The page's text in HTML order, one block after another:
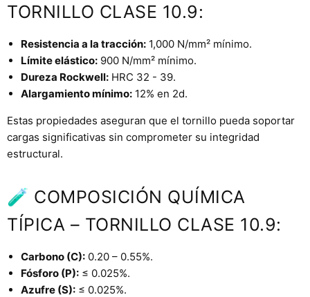
TORNILLO CLASE 10.9:
Resistencia a la tracción: 1,000 N/mm² mínimo.
Límite elástico: 900 N/mm² mínimo.
Dureza Rockwell: HRC 32 - 39.
Alargamiento mínimo: 12% en 2d.
Estas propiedades aseguran que el tornillo pueda soportar
cargas significativas sin comprometer su integridad
estructural.
🧪 COMPOSICIÓN QUÍMICA
TÍPICA – TORNILLO CLASE 10.9:
Carbono (C): 0.20 – 0.55%.
Fósforo (P): ≤ 0.025%.
Azufre (S): ≤ 0.025%.